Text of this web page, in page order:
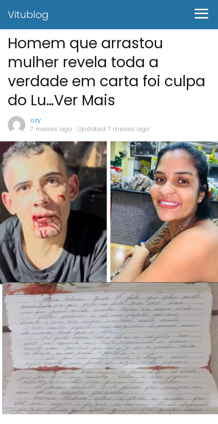
Vitublog
Homem que arrastou
mulher revela toda a
verdade em carta foi culpa
do Lu…Ver Mais
ozy
7 meses ago · Updated 7 meses ago